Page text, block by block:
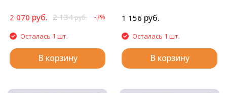
2 070 руб. 2 134руб. -3%
Осталась 1 шт.
В корзину
1 156 руб.
Осталась 1 шт.
В корзину